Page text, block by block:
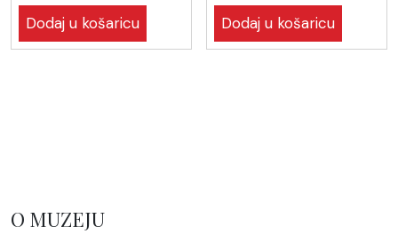
Dodaj u košaricu Dodaj u košaricu
O MUZEJU